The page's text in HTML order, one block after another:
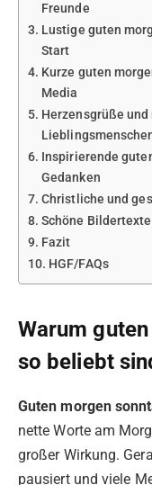
Freunde
Lustige guten
Start
Kurze guten
Media
Herzensgrüße
Inspirierende
Gedanken
Christliche und
Schöne
Fazit
HGF/FAQs
Warum
so beliebt
Guten morgen
nette Worte am
großer Wirkung.
pausiert und viele